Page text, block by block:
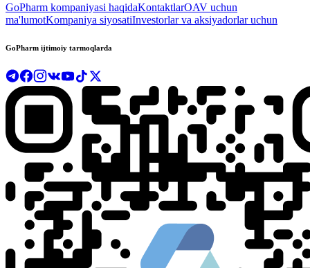
GoPharm kompaniyasi haqidaKontaktlarOAV uchun
ma'lumotKompaniya siyosatiInvestorlar va aksiyadorlar uchun
GoPharm ijtimoiy tarmoqlarda